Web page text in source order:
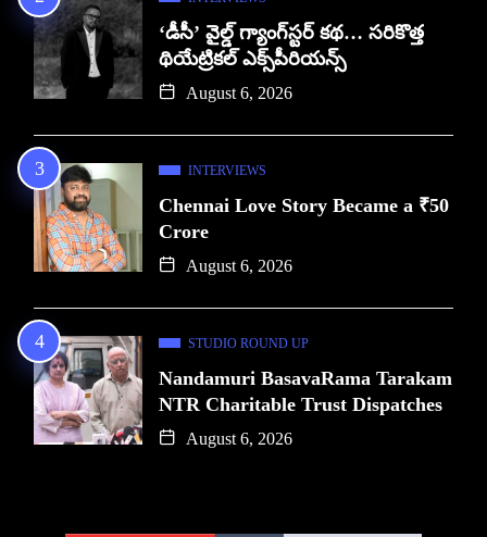
‘డీసీ’ వైల్డ్ గ్యాంగ్‌స్టర్ కథ… సరికొత్త
థియేట్రికల్ ఎక్స్‌పీరియన్స్
August 6, 2026
INTERVIEWS
Chennai Love Story Became a ₹50
Crore
August 6, 2026
STUDIO ROUND UP
Nandamuri BasavaRama Tarakam
NTR Charitable Trust Dispatches
August 6, 2026